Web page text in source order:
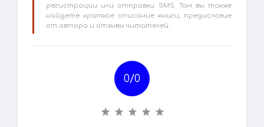
регистрации или отправки SMS. Там вы также
найдете краткое описание книги, предисловие
от автора и отзывы читателей.
0/0